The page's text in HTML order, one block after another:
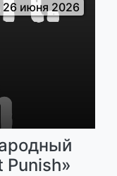
26 июня 2026
Punish»